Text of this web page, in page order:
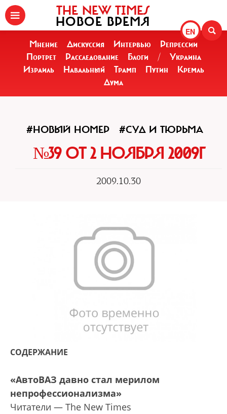
EN
THE NEW TIMES
НОВОЕ ВРЕМЯ
Мнение Дискуссия Интервью
Репрессии
Портрет
Расследование Блоги /
Украина
Израиль
Навальный Трамп Путин
Кремль
Дума
#НОВЫЙ НОМЕР #СУД И ТЮРЬМА
№39 ОТ 2 НОЯБРЯ 2009Г
2009.10.30
СОДЕРЖАНИЕ
«АвтоВАЗ давно стал мерилом
непрофессионализма»
Читатели — The New Times